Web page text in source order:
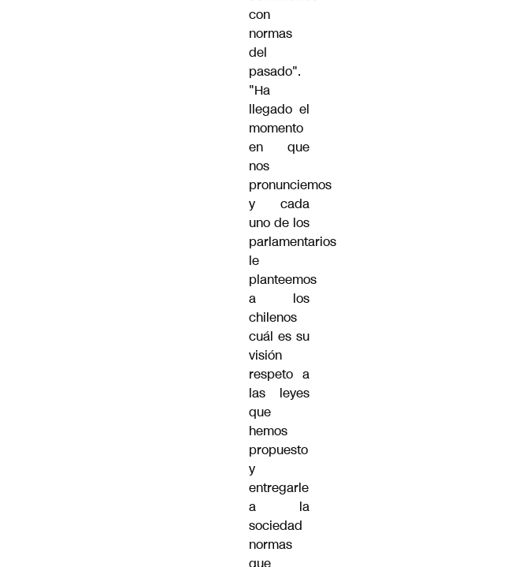
con
normas
del
pasado".
"Ha
llegado el
momento
en que
nos
pronunciemos
y cada
uno de los
parlamentarios
le
planteemos
a los
chilenos
cuál es su
visión
respeto a
las leyes
que
hemos
propuesto
y
entregarle
a la
sociedad
normas
que